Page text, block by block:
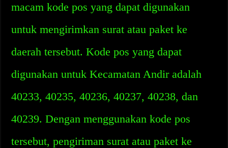
macam kode pos yang dapat digunakan
untuk mengirimkan surat atau paket ke
daerah tersebut. Kode pos yang dapat
digunakan untuk Kecamatan Andir adalah
40233, 40235, 40236, 40237, 40238, dan
40239. Dengan menggunakan kode pos
tersebut, pengiriman surat atau paket ke